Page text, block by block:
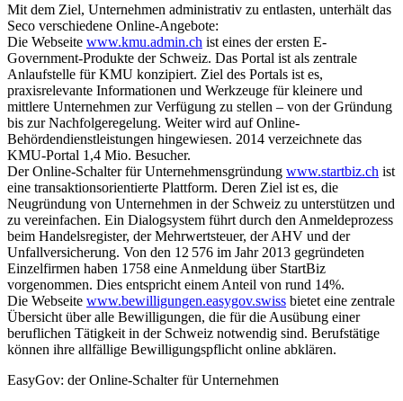
Mit dem Ziel, Unternehmen administrativ zu entlasten, unterhält das
Seco verschiedene Online-Angebote:
Die Webseite www.kmu.admin.ch ist eines der ersten E-
Government-Produkte der Schweiz. Das Portal ist als zentrale
Anlaufstelle für KMU konzipiert. Ziel des Portals ist es,
praxisrelevante Informationen und Werkzeuge für kleinere und
mittlere Unternehmen zur Verfügung zu stellen – von der Gründung
bis zur Nachfolgeregelung. Weiter wird auf Online-
Behördendienstleistungen hingewiesen. 2014 verzeichnete das
KMU-Portal 1,4 Mio. Besucher.
Der Online-Schalter für Unter­nehmens­grün­dung www.startbiz.ch ist
eine trans­­aktions­orientierte Plattform. Deren Ziel ist es, die
Neugründung von Unternehmen in der Schweiz zu unterstützen und
zu vereinfachen. Ein Dialogsystem führt durch den Anmeldeprozess
beim Handelsregister, der Mehrwertsteuer, der AHV und der
Unfallversicherung. Von den 12 576 im Jahr 2013 gegründeten
Einzelfirmen haben 1758 eine Anmeldung über StartBiz
vorgenommen. Dies entspricht einem Anteil von rund 14%.
Die Webseite www.bewilligungen.easygov.swiss bietet eine zentrale
Übersicht über alle Bewilligungen, die für die Ausübung einer
beruflichen Tätigkeit in der Schweiz notwendig sind. Berufstätige
können ihre allfällige Bewilligungspflicht online abklären.
EasyGov: der Online-Schalter für Unternehmen